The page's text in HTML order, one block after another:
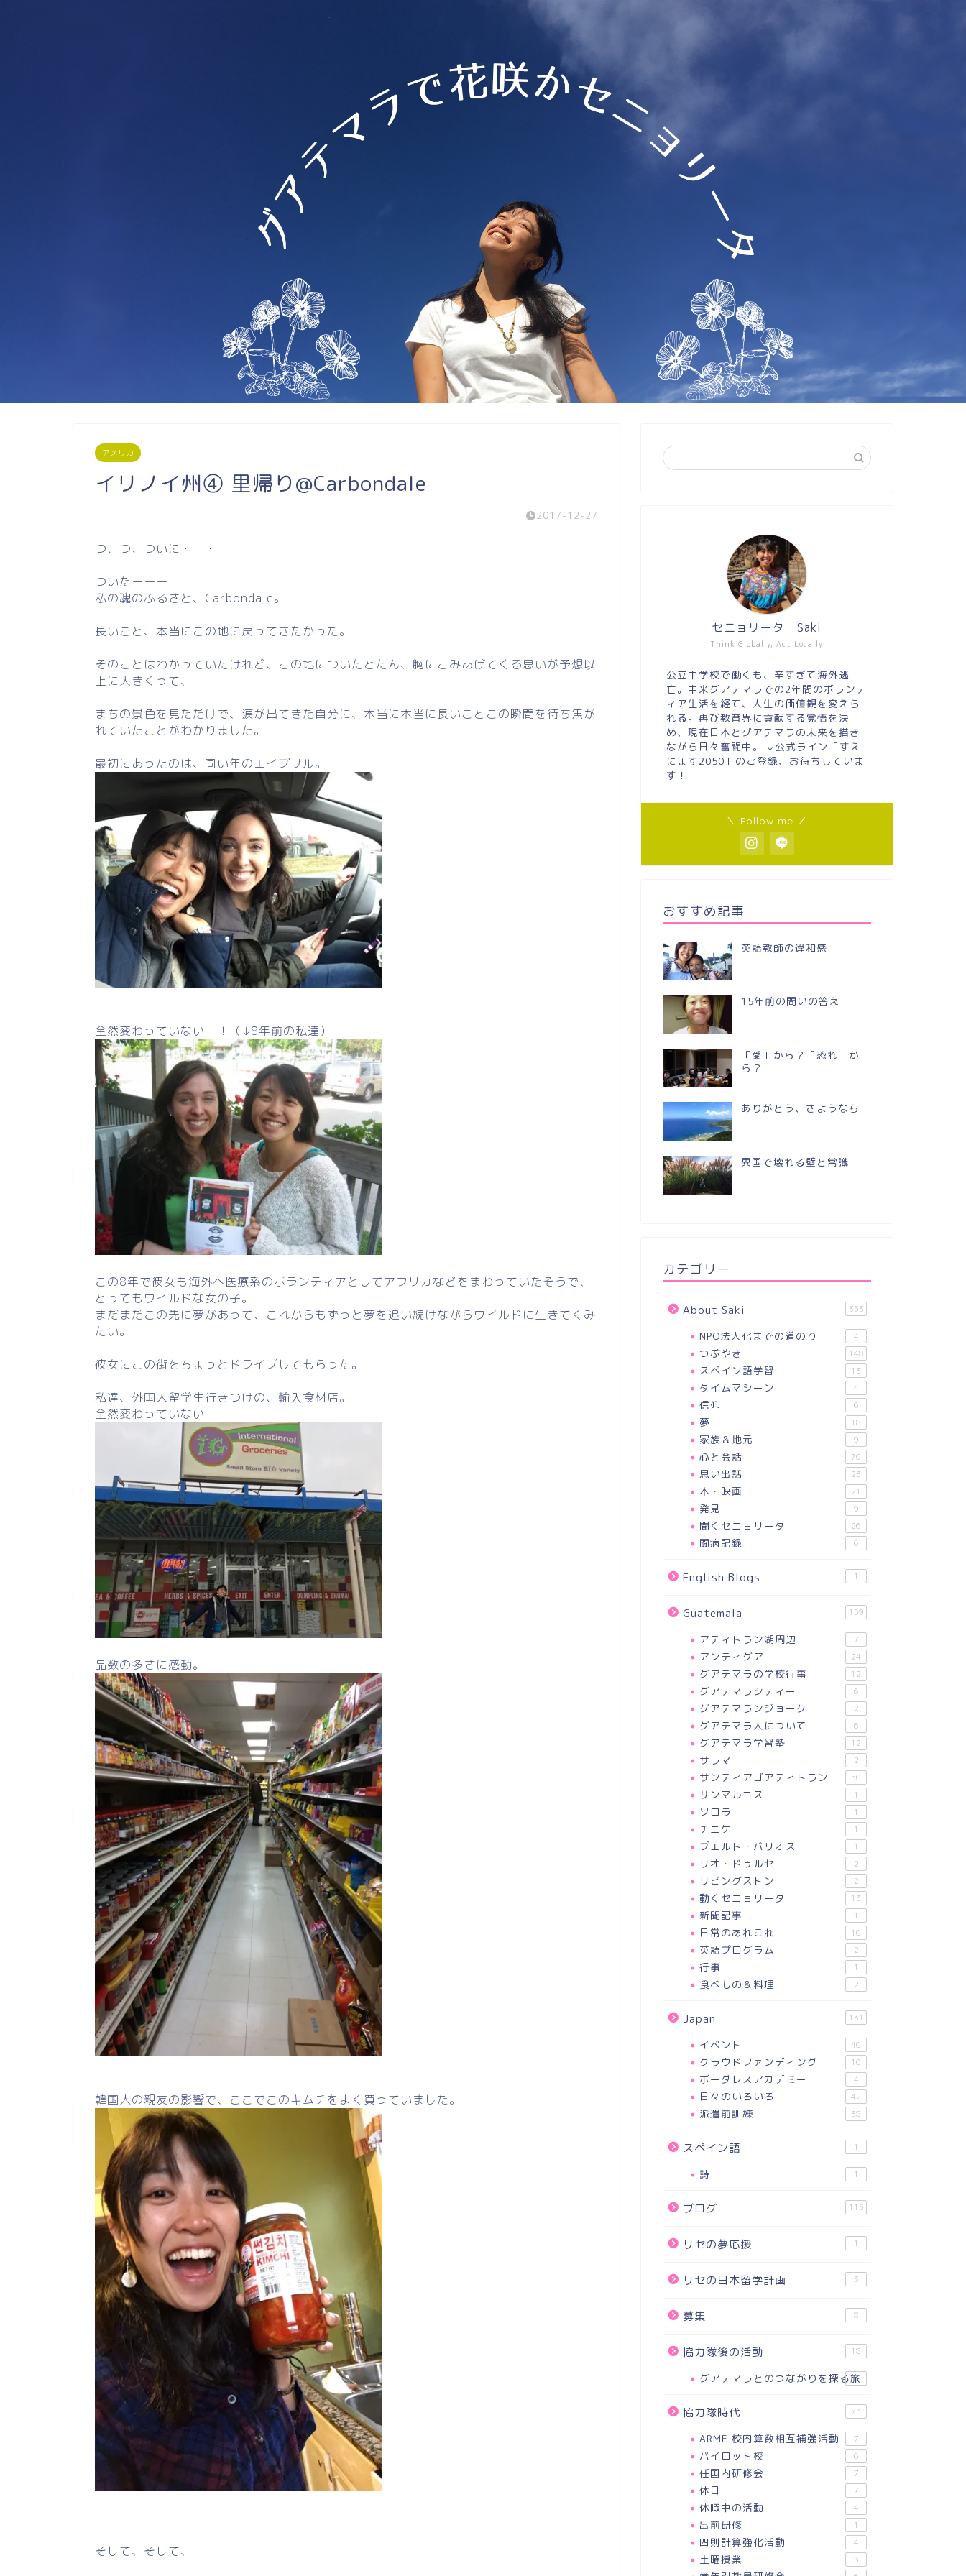
アメリカ
イリノイ州④ 里帰り@Carbondale
2017-12-27
つ、つ、ついに・・・
ついたーーー!!
私の魂のふるさと、Carbondale。
長いこと、本当にこの地に戻ってきたかった。
そのことはわかっていたけれど、この地についたとたん、胸にこみあげてくる思いが予想以
上に大きくって、
まちの景色を見ただけで、涙が出てきた自分に、本当に本当に長いことこの瞬間を待ち焦が
れていたことがわかりました。
最初にあったのは、同い年のエイプリル。
全然変わっていない！！（↓8年前の私達）
この8年で彼女も海外へ医療系のボランティアとしてアフリカなどをまわっていたそうで、
とってもワイルドな女の子。
まだまだこの先に夢があって、これからもずっと夢を追い続けながらワイルドに生きてくみ
たい。
彼女にこの街をちょっとドライブしてもらった。
私達、外国人留学生行きつけの、輸入食材店。
全然変わっていない！
品数の多さに感動。
韓国人の親友の影響で、ここでこのキムチをよく買っていました。
そして、そして、
Think Globally, Act Locally
セニョリータ Saki
公立中学校で働くも、辛すぎて海外逃
亡。中米グアテマラでの2年間のボランテ
ィア生活を経て、人生の価値観を変えら
れる。再び教育界に貢献する覚悟を決
め、現在日本とグアテマラの未来を描き
ながら日々奮闘中。 ↓公式ライン「すえ
にょす2050」のご登録、お待ちしていま
す！
＼ Follow me ／
おすすめ記事
英語教師の違和感
15年前の問いの答え
「愛」から？「恐れ」か
ら？
ありがとう、さようなら
異国で壊れる壁と常識
カテゴリー
About Saki 353
NPO法人化までの道のり 4
つぶやき 148
スペイン語学習 13
タイムマシーン 4
信仰 6
夢 18
家族＆地元 9
心と会話 70
思い出話 23
本・映画 21
発見 9
聞くセニョリータ 26
闘病記録 6
English Blogs 1
Guatemala 159
アティトラン湖周辺 7
アンティグア 24
グアテマラの学校行事 12
グアテマラシティー 6
グアテマランジョーク 2
グアテマラ人について 6
グアテマラ学習塾 12
サラマ 2
サンティアゴアティトラン 50
サンマルコス 1
ソロラ 1
チニケ 1
プエルト・バリオス 1
リオ・ドゥルセ 2
リビングストン 2
動くセニョリータ 13
新聞記事 1
日常のあれこれ 10
英語プログラム 2
行事 1
食べもの＆料理 2
Japan 131
イベント 40
クラウドファンディング 10
ボーダレスアカデミー 4
日々のいろいろ 42
派遣前訓練 38
スペイン語 1
詩 1
ブログ 115
リセの夢応援 1
リセの日本留学計画 3
募集 8
協力隊後の活動 18
グアテマラとのつながりを探る旅
18
協力隊時代 73
ARME 校内算数相互補強活動 7
パイロット校 6
任国内研修会 7
休日 7
休暇中の活動 4
出前研修 1
四則計算強化活動 4
土曜授業 3